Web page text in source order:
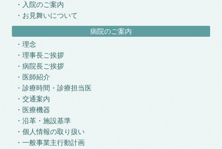
入院のご案内
お見舞いについて
病院のご案内
理念
理事長ご挨拶
病院長ご挨拶
医師紹介
診療時間・診療担当医
交通案内
医療機器
沿革・施設基準
個人情報の取り扱い
一般事業主行動計画